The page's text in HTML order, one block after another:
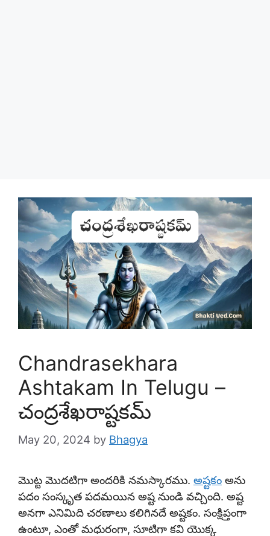
Chandrasekhara
Ashtakam In Telugu –
చంద్రశేఖరాష్టకమ్
May 20, 2024 by Bhagya
మొట్ట మొదటిగా అందరికి నమస్కారము. అష్టకం అను
పదం సంస్కృత పదమయిన అష్ట నుండి వచ్చింది. అష్ట
అనగా ఎనిమిది చరణాలు కలిగినదే అష్టకం. సంక్షిప్తంగా
ఉంటూ, ఎంతో మధురంగా, సూటిగా కవి యొక్క